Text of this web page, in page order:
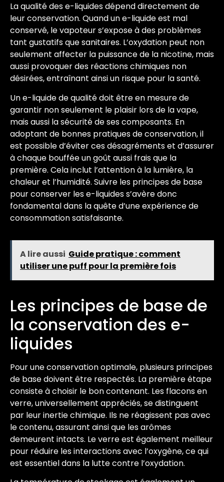
La qualité des e-liquides dépend directement de
leur conservation. Quand un e-liquide est mal
conservé, le vapoteur s’expose à des problèmes
tant gustatifs que sanitaires. L’oxydation peut non
seulement affecter la puissance de la nicotine, mais
aussi provoquer des réactions chimiques non
désirées, entraînant ainsi un risque pour la santé.
Un e-liquide de qualité doit être en mesure de
garantir non seulement le plaisir lors de la vape,
mais aussi la sécurité de ses composants. En
adoptant de bonnes pratiques de conservation, il
est possible d’éviter ces désagréments et d’assurer
à chaque bouffée un goût aussi frais que la
première. Cela inclut l’attention à la lumière, la
chaleur et l’humidité. Suivre les principes de base
pour conserver les e-liquides s’avère donc
fondamental dans la quête d’une expérience de
consommation satisfaisante.
A lire aussi Guide pratique : comment
utiliser une puff pour la première fois
Les principes de base de
la conservation des e-
liquides
Pour une conservation optimale, plusieurs principes
de base doivent être respectés. La première étape
consiste à choisir le bon contenant. Les flacons en
verre, universellement appréciés, se distinguent
par leur inertie chimique. Ils ne réagissent pas avec
le contenu, assurant ainsi que les arômes
demeurent intacts. Le verre est également meilleur
pour réduire les interactions avec l’oxygène, ce qui
est essentiel dans la lutte contre l’oxydation.